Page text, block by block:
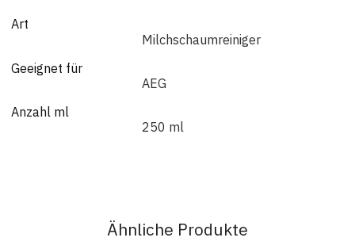
Art
Milchschaumreiniger
Geeignet für
AEG
Anzahl ml
250 ml
Ähnliche Produkte